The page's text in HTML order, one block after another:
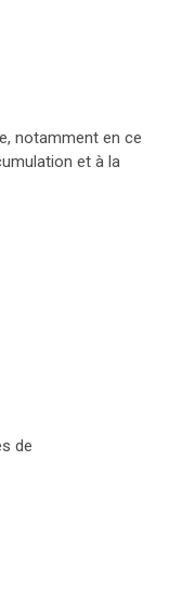
notamment en ce
et à la
de